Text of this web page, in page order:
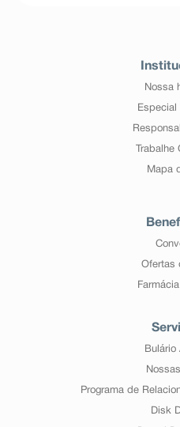
Nossa
Especial
Trabalhe
Mapa
Ofertas
Bulário
Programa de
Disk